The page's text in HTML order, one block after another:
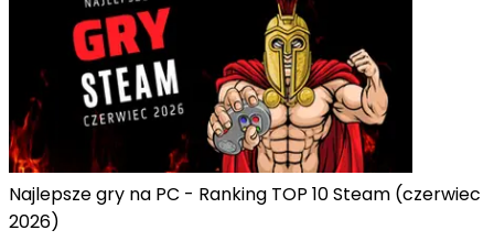
Najlepsze gry na PC - Ranking TOP 10 Steam (czerwiec
2026)